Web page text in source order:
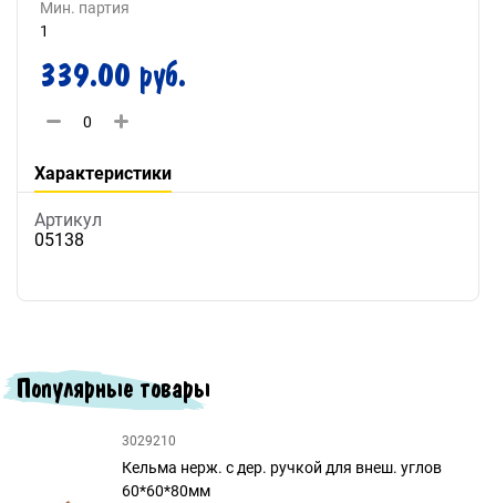
Мин. партия
1
339.00 руб.
Характеристики
Артикул
05138
Популярные товары
3029210
Кельма нерж. с дер. ручкой для внеш. углов
60*60*80мм